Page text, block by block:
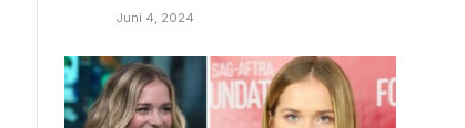
Juni 4, 2024